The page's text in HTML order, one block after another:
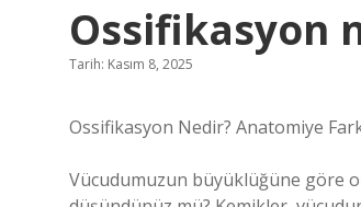
Ossifikasyon
Tarih: Kasım 8, 2025
Ossifikasyon Nedir? Anatomiye
Vücudumuzun büyüklüğüne göre